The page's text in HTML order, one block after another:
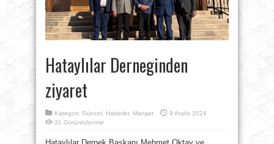
Hataylılar Derneginden
ziyaret
Kategori: Güncel, Haberler, Manşet
9 Aralık 2024
31 Görüntülenme